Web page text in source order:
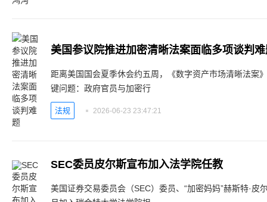
美国参议院推进加密清晰法案面临多项谈判
距离美国国会夏季休会约五周，《数字资产市场清晰法案
键问题：政府官员与加密行
法规 2026-06-23 23:47:21
SEC委员皮尔斯宣布加入法学院任教
美国证券交易委员会（SEC）委员、“加密妈妈”赫斯特·皮